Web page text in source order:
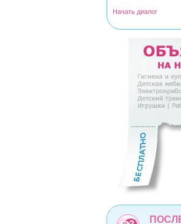
Начать диалог
0123456789